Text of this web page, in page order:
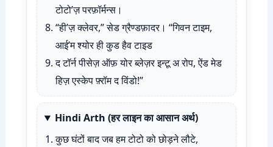
टोटो’ज़ परफ़ॉर्मन्स।
“ही’ज़ क्लेवर,” सेड ग्रैण्डफ़ादर। “गिवन टाइम,
आई’म श्योर ही कुड हैव टाइड
द टॉर्न पीसेज़ ऑफ़ योर ब्लेज़र इन्टू अ रोप, ऐंड मेड
हिज़ एस्केप फ़्रॉम द विंडो!”
Hindi Arth (हर लाइन का आसान अर्थ)
कुछ घंटों बाद जब हम टोटो को छोड़ने लौटे,